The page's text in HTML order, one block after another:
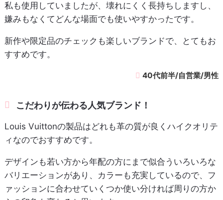
私も使用していましたが、壊れにくく長持ちしますし、
嫌みもなくてどんな場面でも使いやすかったです。
新作や限定品のチェックも楽しいブランドで、とてもお
すすめです。
40代前半/自営業/男性
こだわりが伝わる人気ブランド！
Louis Vuittonの製品はどれも革の質が良くハイクオリテ
ィなのでおすすめです。
デザインも若い方から年配の方にまで似合ういろいろな
バリエーションがあり、カラーも充実しているので、フ
ァッションに合わせていくつか使い分ければ周りの方か